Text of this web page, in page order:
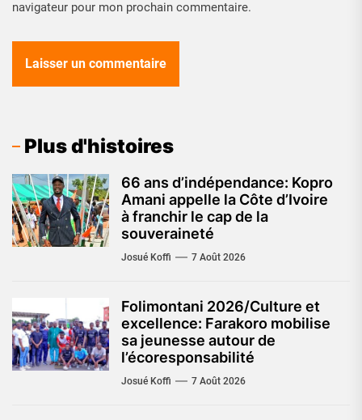
navigateur pour mon prochain commentaire.
Plus d'histoires
66 ans d’indépendance: Kopro
Amani appelle la Côte d’Ivoire
à franchir le cap de la
souveraineté
Josué Koffi 7 Août 2026
Folimontani 2026/Culture et
excellence: Farakoro mobilise
sa jeunesse autour de
l’écoresponsabilité
Josué Koffi 7 Août 2026